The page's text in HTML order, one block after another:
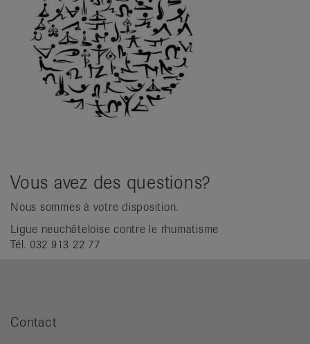
Vous avez des questions?
Nous sommes à votre disposition.
Ligue neuchâteloise contre le rhumatisme
Tél. 032 913 22 77
Contact